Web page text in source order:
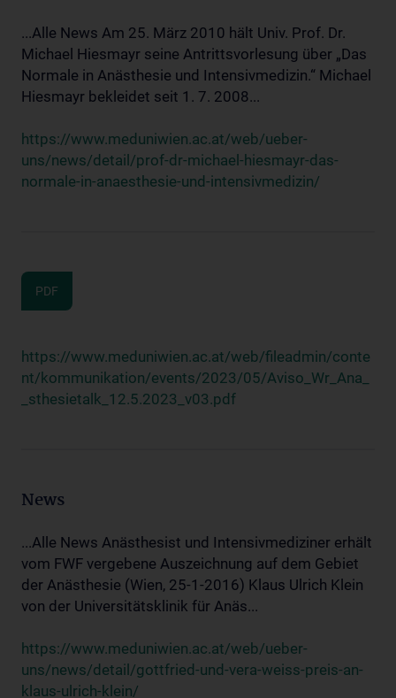
...Alle News Am 25. März 2010 hält Univ. Prof. Dr.
Michael Hiesmayr seine Antrittsvorlesung über „Das
Normale in Anästhesie und Intensivmedizin.“ Michael
Hiesmayr bekleidet seit 1. 7. 2008...
https://www.meduniwien.ac.at/web/ueber-
uns/news/detail/prof-dr-michael-hiesmayr-das-
normale-in-anaesthesie-und-intensivmedizin/
PDF
https://www.meduniwien.ac.at/web/fileadmin/conte
nt/kommunikation/events/2023/05/Aviso_Wr_Ana_
_sthesietalk_12.5.2023_v03.pdf
News
...Alle News Anästhesist und Intensivmediziner erhält
vom FWF vergebene Auszeichnung auf dem Gebiet
der Anästhesie (Wien, 25-1-2016) Klaus Ulrich Klein
von der Universitätsklinik für Anäs...
https://www.meduniwien.ac.at/web/ueber-
uns/news/detail/gottfried-und-vera-weiss-preis-an-
klaus-ulrich-klein/